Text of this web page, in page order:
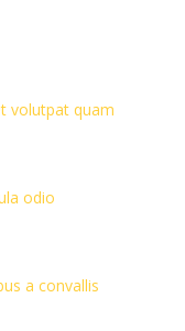
volutpat quam
odio
a convallis